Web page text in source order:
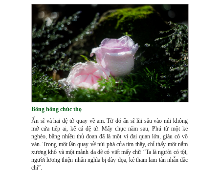
Bông hồng chúc thọ
Ẩn sĩ và hai đệ tử quay về am. Từ đó ẩn sĩ lùi sâu vào núi không
mở cửa tiếp ai, kể cả đệ tử. Mấy chục năm sau, Phú từ một kẻ
nghèo, bằng nhiều thủ đoạn đã là một vị đại quan lớn, giàu có vô
vàn. Trong một lần quay về núi phá cửa tìm thầy, chỉ thấy một nắm
xương khô và một mảnh da dê có viết mấy chữ “Ta là người có tội,
người lương thiện nhân nghĩa bị đày đọa, kẻ tham lam tàn nhẫn đắc
chí”.